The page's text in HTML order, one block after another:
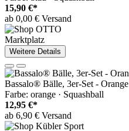
15,90 €*
ab 0,00 € Versand
Marktplatz
Weitere Details
Bassalo® Bälle, 3er-Set - Orange
Farbe: orange · Squashball
12,95 €*
ab 6,90 € Versand